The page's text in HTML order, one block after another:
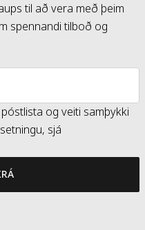
til að vera með þeim
spennandi tilboð og
og veiti samþykki
sjá